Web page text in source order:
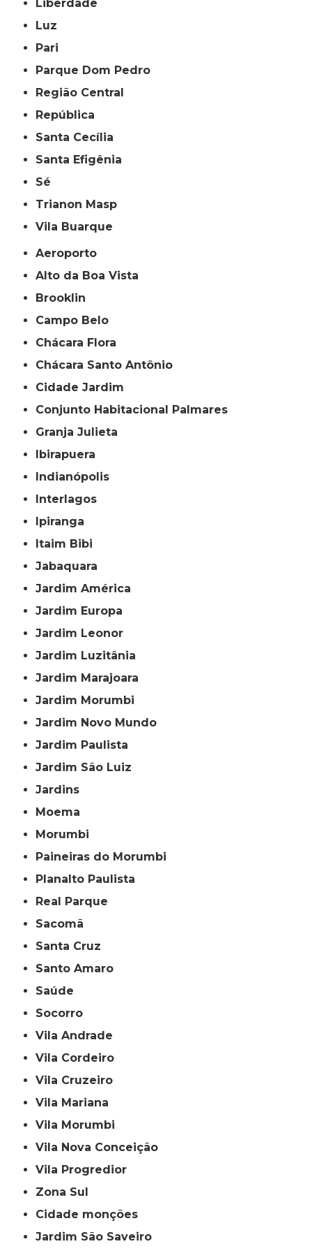
Liberdade
Luz
Pari
Parque Dom Pedro
Região Central
República
Santa Cecília
Santa Efigênia
Sé
Trianon Masp
Vila Buarque
Aeroporto
Alto da Boa Vista
Brooklin
Campo Belo
Chácara Flora
Chácara Santo Antônio
Cidade Jardim
Conjunto Habitacional Palmares
Granja Julieta
Ibirapuera
Indianópolis
Interlagos
Ipiranga
Itaim Bibi
Jabaquara
Jardim América
Jardim Europa
Jardim Leonor
Jardim Luzitânia
Jardim Marajoara
Jardim Morumbi
Jardim Novo Mundo
Jardim Paulista
Jardim São Luiz
Jardins
Moema
Morumbi
Paineiras do Morumbi
Planalto Paulista
Real Parque
Sacomã
Santa Cruz
Santo Amaro
Saúde
Socorro
Vila Andrade
Vila Cordeiro
Vila Cruzeiro
Vila Mariana
Vila Morumbi
Vila Nova Conceição
Vila Progredior
Zona Sul
cidade monções
jardim São Saveiro